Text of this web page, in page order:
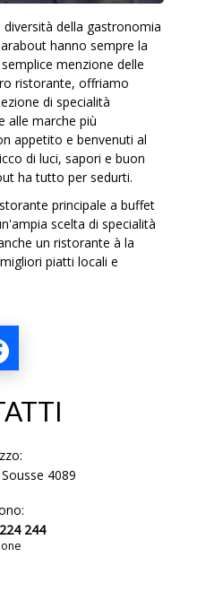
della gastronomia
hanno sempre la
menzione delle
ristorante, offriamo
di specialità
alle marche più
appetito e benvenuti al
di luci, sapori e buon
ha tutto per sedurti.
principale a buffet
scelta di specialità
un ristorante à la
piatti locali e
4089
244